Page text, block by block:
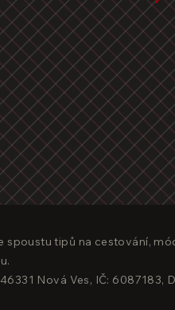
tipů na cestování,
Nová Ves, IČ: 6087183,